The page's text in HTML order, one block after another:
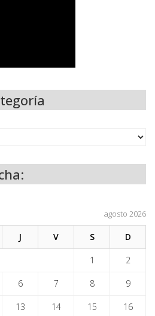
agosto 2026
J V S D
1 2
6 7 8 9
13 14 15 16